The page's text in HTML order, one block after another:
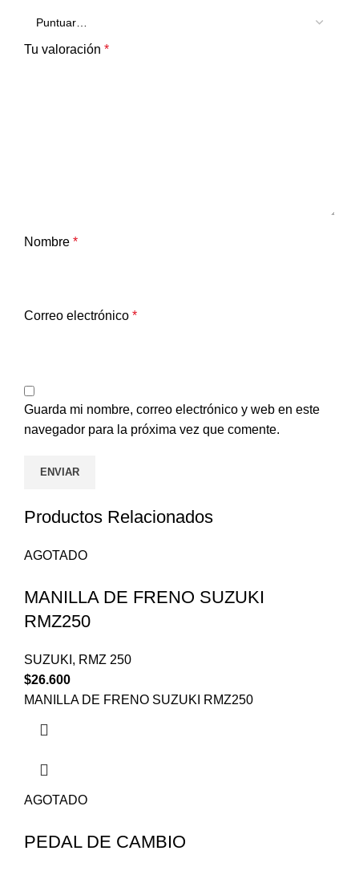
Tu valoración *
Nombre *
Correo electrónico *
Guarda mi nombre, correo electrónico y web en este
navegador para la próxima vez que comente.
Productos Relacionados
AGOTADO
MANILLA DE FRENO SUZUKI
RMZ250
SUZUKI , RMZ 250
$26.600
MANILLA DE FRENO SUZUKI RMZ250
AGOTADO
PEDAL DE CAMBIO